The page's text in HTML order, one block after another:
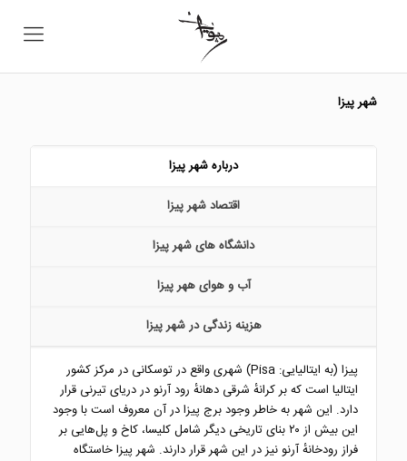
شهر پیزا
درباره شهر پیزا
اقتصاد شهر پیزا
دانشگاه های شهر پیزا
آب و هوای ههر پیزا
هزینه زندگی در شهر پیزا
پیزا (به ایتالیایی: Pisa) شهری واقع در توسکانی در مرکز کشور
ایتالیا است که بر کرانهٔ شرقی دهانهٔ رود آرنو در دریای تیرنی قرار
دارد. این شهر به خاطر وجود برج پیزا در آن معروف است با وجود
این بیش از ۲۰ بنای تاریخی دیگر شامل کلیسا، کاخ و پل‌هایی بر
فراز رودخانهٔ آرنو نیز در این شهر قرار دارند. شهر پیزا خاستگاه